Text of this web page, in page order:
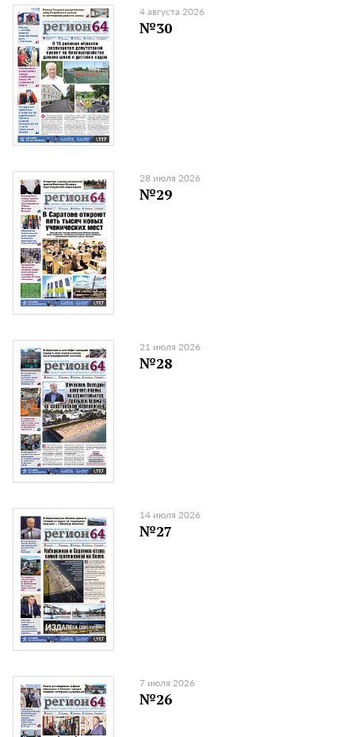
4 августа 2026
№30
28 июля 2026
№29
21 июля 2026
№28
14 июля 2026
№27
7 июля 2026
№26